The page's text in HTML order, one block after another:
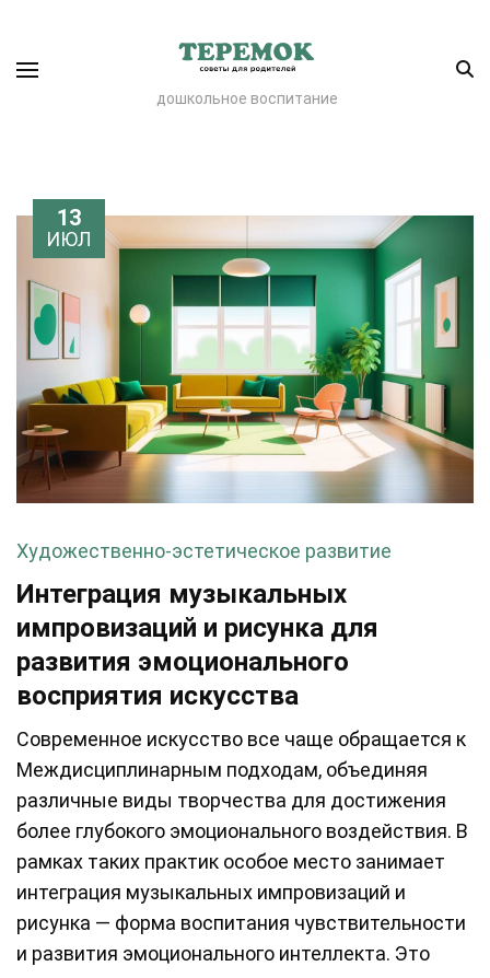
дошкольное воспитание
13
ИЮЛ
Художественно-эстетическое развитие
Интеграция музыкальных
импровизаций и рисунка для
развития эмоционального
восприятия искусства
Современное искусство все чаще обращается к
Междисциплинарным подходам, объединяя
различные виды творчества для достижения
более глубокого эмоционального воздействия. В
рамках таких практик особое место занимает
интеграция музыкальных импровизаций и
рисунка — форма воспитания чувствительности
и развития эмоционального интеллекта. Это